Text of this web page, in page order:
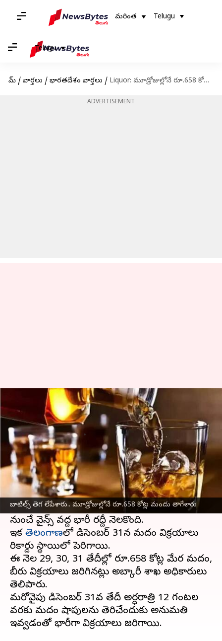
మరింత Telugu
Telugu
హోమ్ / వార్తలు / భారతదేశం వార్తలు / Liquor: మూడ్రోజుల్లోనే రూ.658 కోట్ల మందు తాగేశారు
ADVERTISEMENT
బాటిల్స్ తెగ లేపేశారు.. మూడ్రోజుల్లోనే రూ.658 కోట్ల మందు తాగేశారు
Liquor: మూడ్రోజుల్లోనే రూ.658 కోట్ల
మందు తాగేశారు
వ్రాసిన వారు Jayachandra Akuri Jan 01, 2024 12:38 pm
ఈ వార్తాకథనం ఏంటి
న్యూ ఇయర్ వేడుకలు అంటే మామూలుగా ఉండదు.
మందు సుక్కతో పాటు ముక్క కూడా ఉండాల్సిందే.
ఈసారి డిసెంబర్ 31 ఆదివారం కావడంతో మధ్యాహ్నం
నుంచే వైన్స్ వద్ద భారీ రద్దీ నెలకొంది.
ఇక తెలంగాణలో డిసెంబర్ 31న మద్యం విక్రయాలు
రికార్డు స్థాయిలో పెరిగాయి.
ఈ నెల 29, 30, 31 తేదీల్లో రూ.658 కోట్ల మేర మద్యం,
బీరు విక్రయాలు జరిగినట్లు అబ్కారీ శాఖ అధికారులు
తెలిపారు.
మరోవైపు డిసెంబర్ 31వ తేదీ అర్ధరాత్రి 12 గంటల
వరకు మద్యం షాపులను తెరిచేందుకు అనుమతి